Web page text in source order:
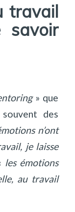
travail
savoir
» que
des
n’ont
je laisse
les émotions
au travail